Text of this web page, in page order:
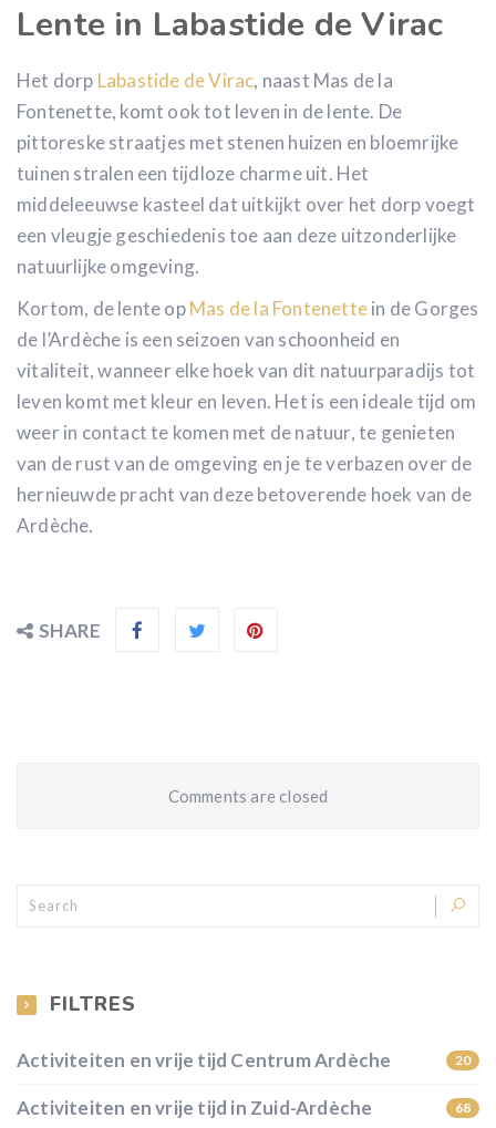
Lente in Labastide de Virac
Het dorp Labastide de Virac, naast Mas de la
Fontenette, komt ook tot leven in de lente. De
pittoreske straatjes met stenen huizen en bloemrijke
tuinen stralen een tijdloze charme uit. Het
middeleeuwse kasteel dat uitkijkt over het dorp voegt
een vleugje geschiedenis toe aan deze uitzonderlijke
natuurlijke omgeving.
Kortom, de lente opMas de la Fontenettein de Gorges
de l’Ardèche is een seizoen van schoonheid en
vitaliteit, wanneer elke hoek van dit natuurparadijs tot
leven komt met kleur en leven. Het is een ideale tijd om
weer in contact te komen met de natuur, te genieten
van de rust van de omgeving en je te verbazen over de
hernieuwde pracht van deze betoverende hoek van de
Ardèche.
SHARE
Comments are closed
FILTRES
Activiteiten en vrije tijd Centrum Ardèche 20
Activiteiten en vrije tijd in Zuid-Ardèche 68